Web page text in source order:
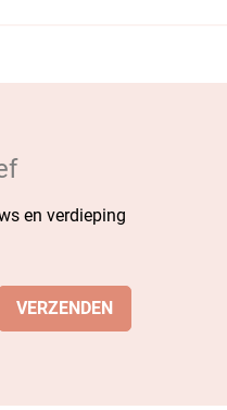
en verdieping